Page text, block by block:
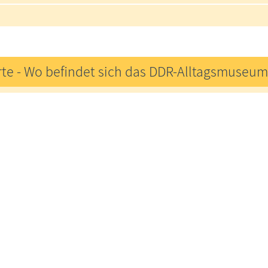
- Wo befindet sich das DDR-